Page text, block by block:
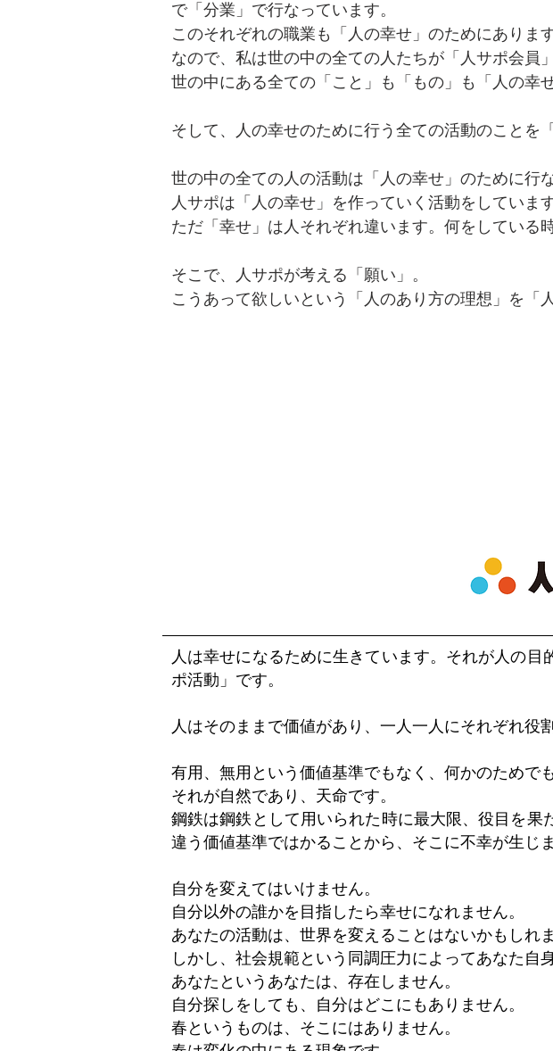
で「分業」で行なっています。
このそれぞれの職業も「人の幸せ」のためにあります
なので、私は世の中の全ての人たちが「人サポ会員
世の中にある全ての「こと」も「もの」も「人の幸
そして、人の幸せのために行う全ての活動のことを
世の中の全ての人の活動は「人の幸せ」のために行
人サポは「人の幸せ」を作っていく活動をしています
ただ「幸せ」は人それぞれ違います。何をしている
そこで、人サポが考える「願い」。
こうあって欲しいという「人のあり方の理想」を「
人は幸せになるために生きています。それが人の
ポ活動」です。
人はそのままで価値があり、一人一人にそれぞれ役
有用、無用という価値基準でもなく、何かのためで
それが自然であり、天命です。
鋼鉄は鋼鉄として用いられた時に最大限、役目を
違う価値基準ではかることから、そこに不幸が生じま
自分を変えてはいけません。
自分以外の誰かを目指したら幸せになれません。
あなたの活動は、世界を変えることはないかもしれま
しかし、社会規範という同調圧力によってあなた自
あなたというあなたは、存在しません。
自分探しをしても、自分はどこにもありません。
春というものは、そこにはありません。